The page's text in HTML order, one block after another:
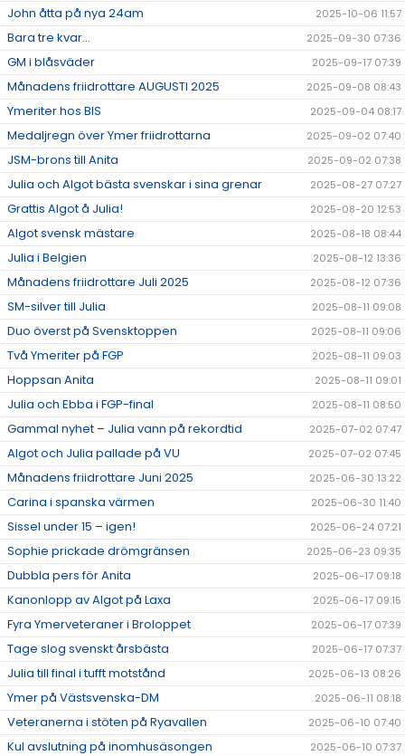
John åtta på nya 24am 2025-10-06 11:57
Bara tre kvar... 2025-09-30 07:36
GM i blåsväder 2025-09-17 07:39
Månadens friidrottare AUGUSTI 2025 2025-09-08 08:43
Ymeriter hos BIS 2025-09-04 08:17
Medaljregn över Ymer friidrottarna 2025-09-02 07:40
JSM-brons till Anita 2025-09-02 07:38
Julia och Algot bästa svenskar i sina grenar 2025-08-27 07:27
Grattis Algot å Julia! 2025-08-20 12:53
Algot svensk mästare 2025-08-18 08:44
Julia i Belgien 2025-08-12 13:36
Månadens friidrottare Juli 2025 2025-08-12 07:36
SM-silver till Julia 2025-08-11 09:08
Duo överst på Svensktoppen 2025-08-11 09:06
Två Ymeriter på FGP 2025-08-11 09:03
Hoppsan Anita 2025-08-11 09:01
Julia och Ebba i FGP-final 2025-08-11 08:50
Gammal nyhet – Julia vann på rekordtid 2025-07-02 07:47
Algot och Julia pallade på VU 2025-07-02 07:45
Månadens friidrottare Juni 2025 2025-06-30 13:22
Carina i spanska värmen 2025-06-30 11:40
Sissel under 15 – igen! 2025-06-24 07:21
Sophie prickade drömgränsen 2025-06-23 09:35
Dubbla pers för Anita 2025-06-17 09:18
Kanonlopp av Algot på Laxa 2025-06-17 09:15
Fyra Ymerveteraner i Broloppet 2025-06-17 07:39
Tage slog svenskt årsbästa 2025-06-17 07:37
Julia till final i tufft motstånd 2025-06-13 08:26
Ymer på Västsvenska-DM 2025-06-11 08:18
Veteranerna i stöten på Ryavallen 2025-06-10 07:40
Kul avslutning på inomhusäsongen 2025-06-10 07:37